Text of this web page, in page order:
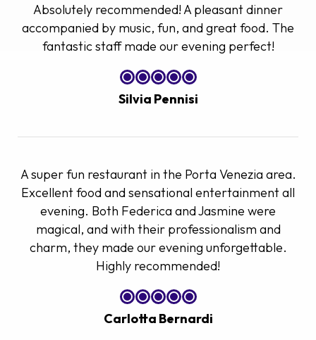
Absolutely recommended! A pleasant dinner
accompanied by music, fun, and great food. The
fantastic staff made our evening perfect!
Silvia Pennisi
A super fun restaurant in the Porta Venezia area.
Excellent food and sensational entertainment all
evening. Both Federica and Jasmine were
magical, and with their professionalism and
charm, they made our evening unforgettable.
Highly recommended!
Carlotta Bernardi